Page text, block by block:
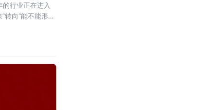
行业正在进入
向“能不能形成